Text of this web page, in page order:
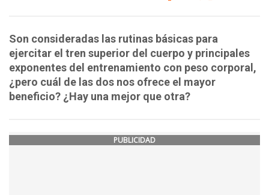
Son consideradas las rutinas básicas para
ejercitar el tren superior del cuerpo y principales
exponentes del entrenamiento con peso corporal,
¿pero cuál de las dos nos ofrece el mayor
beneficio? ¿Hay una mejor que otra?
PUBLICIDAD